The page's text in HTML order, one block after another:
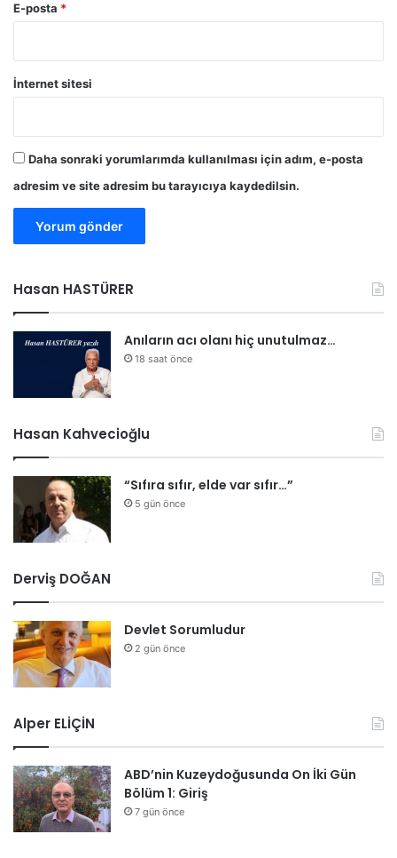
d
ü
E-posta *
İnternet sitesi
Daha sonraki yorumlarımda kullanılması için adım, e-posta
adresim ve site adresim bu tarayıcıya kaydedilsin.
Hasan HASTÜRER
Anıların acı olanı hiç unutulmaz…
18 saat önce
Hasan Kahvecioğlu
“Sıfıra sıfır, elde var sıfır…”
5 gün önce
Derviş DOĞAN
Devlet Sorumludur
2 gün önce
Alper ELİÇİN
ABD’nin Kuzeydoğusunda On İki Gün
Bölüm 1: Giriş
7 gün önce